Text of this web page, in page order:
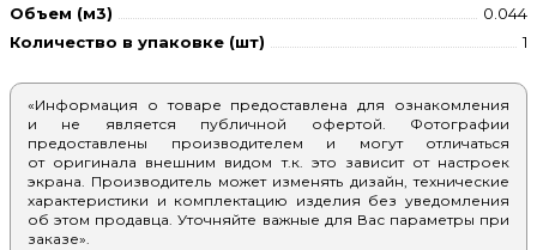
Объем (м3)
0.044
Количество в упаковке (шт)
1
«Информация о товаре предоставлена для ознакомления
и не является публичной офертой. Фотографии
предоставлены производителем и могут отличаться
от оригинала внешним видом т.к. это зависит от настроек
экрана. Производитель может изменять дизайн, технические
характеристики и комплектацию изделия без уведомления
об этом продавца. Уточняйте важные для Вас параметры при
заказе».